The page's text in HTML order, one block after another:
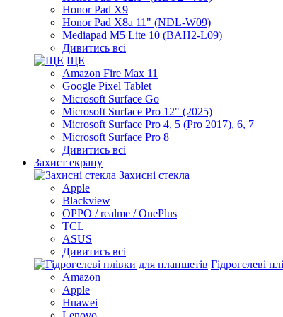
Honor Pad X9
Honor Pad X8a 11" (NDL-W09)
Mediapad M5 Lite 10 (BAH2-L09)
Дивитись всі
ЩЕ
Amazon Fire Max 11
Google Pixel Tablet
Microsoft Surface Go
Microsoft Surface Pro 12" (2025)
Microsoft Surface Pro 4, 5 (Pro 2017), 6, 7
Microsoft Surface Pro 8
Дивитись всі
Захист екрану
Захисні стекла
Apple
Blackview
OPPO / realme / OnePlus
TCL
ASUS
Дивитись всі
Гідрогелеві
Amazon
Apple
Huawei